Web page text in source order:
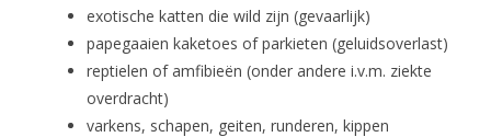
exotische katten die wild zijn (gevaarlijk)
papegaaien kaketoes of parkieten (geluidsoverlast)
reptielen of amfibieën (onder andere i.v.m. ziekte
overdracht)
varkens, schapen, geiten, runderen, kippen